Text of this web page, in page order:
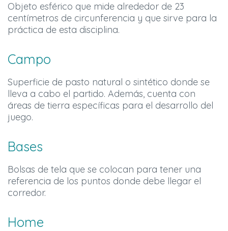
Objeto esférico que mide alrededor de 23
centímetros de circunferencia y que sirve para la
práctica de esta disciplina.
Campo
Superficie de pasto natural o sintético donde se
lleva a cabo el partido. Además, cuenta con
áreas de tierra específicas para el desarrollo del
juego.
Bases
Bolsas de tela que se colocan para tener una
referencia de los puntos donde debe llegar el
corredor.
Home